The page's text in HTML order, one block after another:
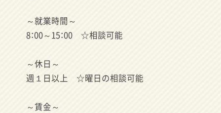
～就業時間～
8：00～15：00 ☆相談可能
～休日～
週１日以上 ☆曜日の相談可能
～賃金～